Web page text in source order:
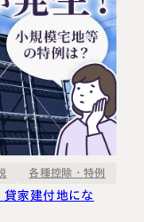
各種控除・特例
貸家建付地にな